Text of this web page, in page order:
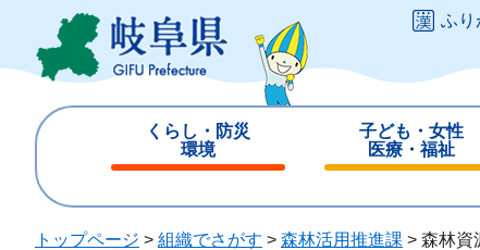
ジ
ュ
ふり
くらし・防災
環境
じ
子ども・女性
医療・福祉
じ
る
トップページ > 組織でさがす > 森林活用推進課 > 森林資